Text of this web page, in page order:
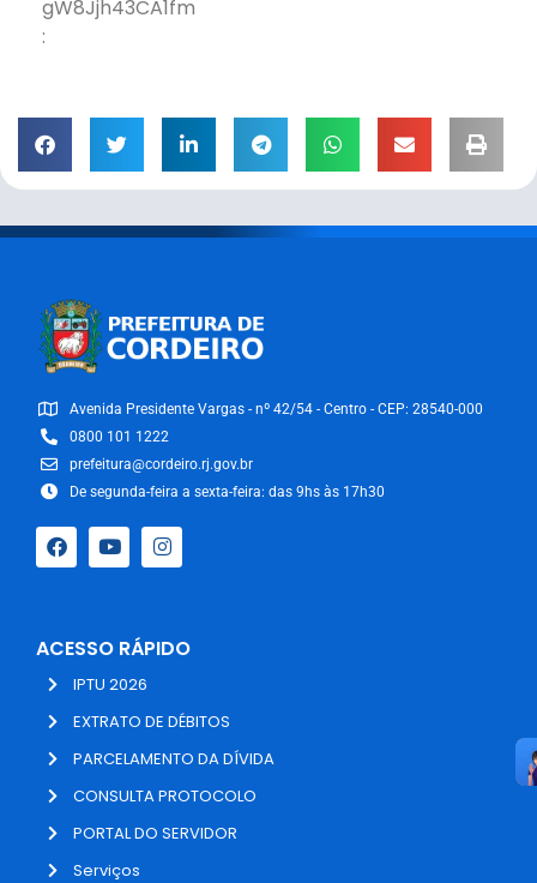
gW8Jjh43CA1fm
:
Avenida Presidente Vargas - nº 42/54 - Centro - CEP: 28540-000
0800 101 1222
prefeitura@cordeiro.rj.gov.br
De segunda-feira a sexta-feira: das 9hs às 17h30
ACESSO RÁPIDO
IPTU 2026
EXTRATO DE DÉBITOS
PARCELAMENTO DA DÍVIDA
CONSULTA PROTOCOLO
PORTAL DO SERVIDOR
Serviços